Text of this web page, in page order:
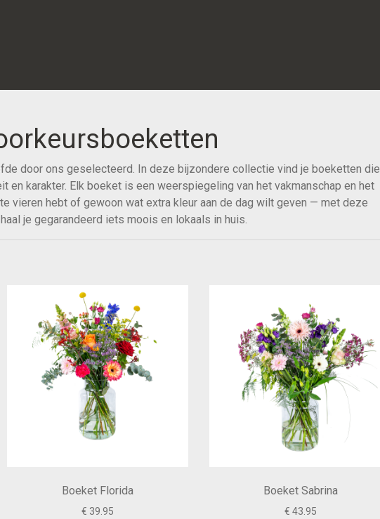
door ons geselecteerd. In deze bijzondere collectie vind je boeketten die
en karakter. Elk boeket is een weerspiegeling van het vakmanschap en het
vieren hebt of gewoon wat extra kleur aan de dag wilt geven — met deze
je gegarandeerd iets moois en lokaals in huis.
Boeket Florida
€ 39.95
Boeket Sabrina
€ 43.95